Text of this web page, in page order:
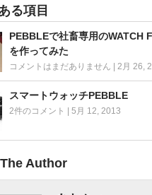
る項目
PEBBLEで社畜専用のWATCH
を作ってみた
コメントはまだありません 2月 26,
スマートウォッチPEBBLE
2件のコメント 5月 12, 2013
Author